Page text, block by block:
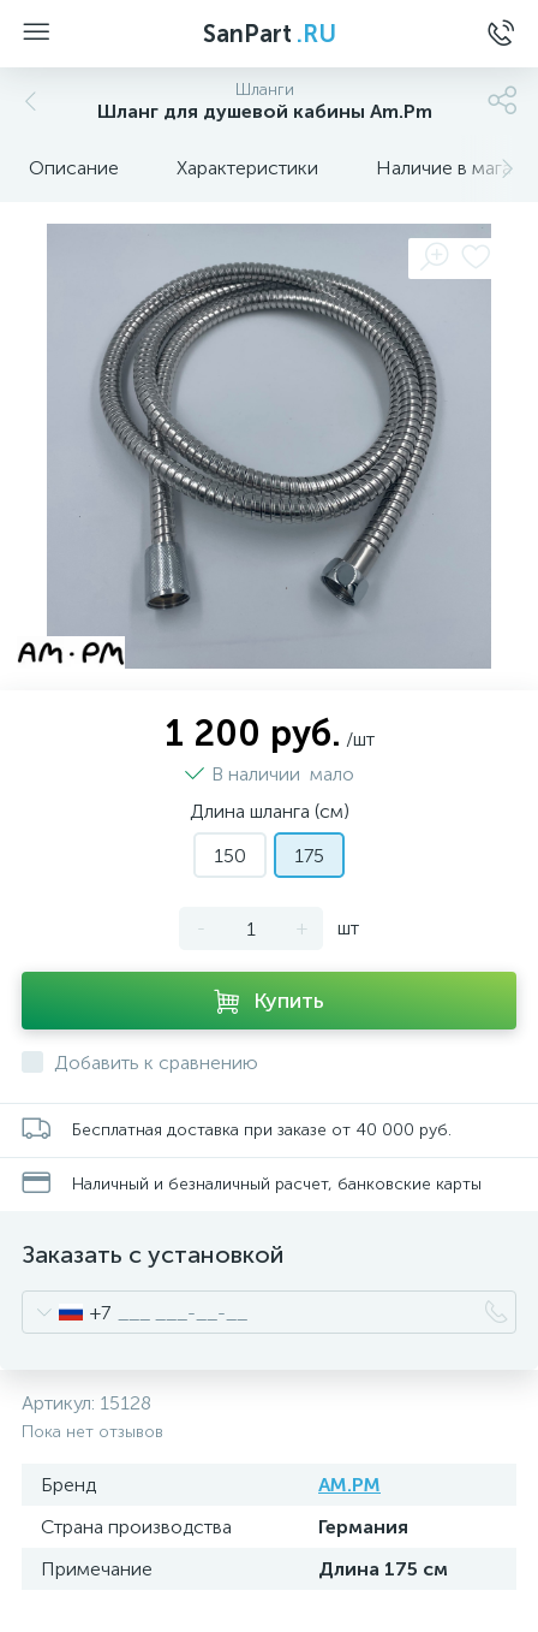
SanPart .RU
Шланги
Шланг для душевой кабины Am.Pm
Описание Характеристики Наличие в
1 200 руб. /шт
В наличии мало
Длина шланга (см)
150
175
- + шт
Купить
Добавить к сравнению
Бесплатная доставка при заказе от 40 000 руб.
Наличный и безналичный расчет, банковские карты
Заказать с установкой
+7
Артикул: 15128
Пока нет отзывов
Бренд
AM.PM
Страна производства
Германия
Примечание
Длина 175 см